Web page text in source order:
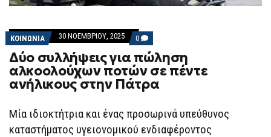
ΚΟΙΝΩΝΙΑ 30 ΝΟΕΜΒΡΊΟΥ, 2025 0 COMMENTS
ON
ΔΎΟ
ΣΥΛΛΉΨΕΙΣ
ΓΙΑ
ΠΏΛΗΣΗ
ΑΛΚΟΟΛΟΎΧΩΝ
ΣΕ
ΠΈΝΤΕ
ΑΝΉΛΙΚΟΥΣ
Δύο συλλήψεις για πώληση
αλκοολούχων ποτών σε πέντε
ανήλικους στην Πάτρα
Μία ιδιοκτήτρια και ένας προσωρινά υπεύθυνος
καταστήματος υγειονομικού ενδιαφέροντος